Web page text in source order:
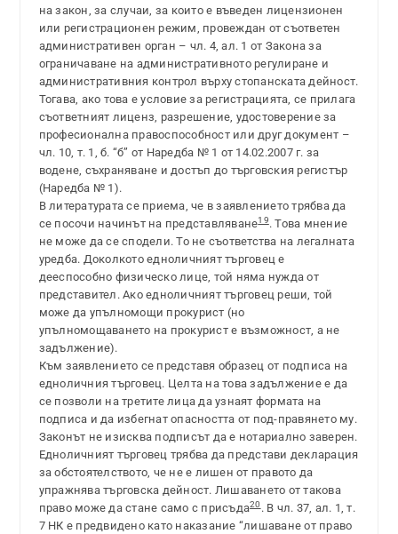
на закон, за случаи, за които е въведен лицензионен
или регистрационен режим, провеждан от съответен
административен орган – чл. 4, ал. 1 от Закона за
ограничаване на административното регулиране и
административния контрол върху стопанската дейност.
Тогава, ако това е условие за регистрацията, се прилага
съответният лиценз, разрешение, удостоверение за
професионална правоспособност или друг документ –
чл. 10, т. 1, б. “б” от Наредба № 1 от 14.02.2007 г. за
водене, съхраняване и достъп до търговския регистър
(Наредба № 1).
В литературата се приема, че в заявлението трябва да
се посочи начинът на представляване19. Това мнение
не може да се сподели. То не съответства на легалната
уредба. Доколкото едноличният търговец е
дееспособно физическо лице, той няма нужда от
представител. Ако едноличният търговец реши, той
може да упълномощи прокурист (но
упълномощаването на прокурист е възможност, а не
задължение).
Към заявлението се представя образец от подписа на
едноличния търговец. Целта на това задължение е да
се позволи на третите лица да узнаят формата на
подписа и да избегнат опасността от под-правянето му.
Законът не изисква подписът да е нотариално заверен.
Едноличният търговец трябва да представи декларация
за обстоятелството, че не е лишен от правото да
упражнява търговска дейност. Лишаването от такова
право може да стане само с присъда20. В чл. 37, ал. 1, т.
7 НК е предвидено като наказание “лишаване от право